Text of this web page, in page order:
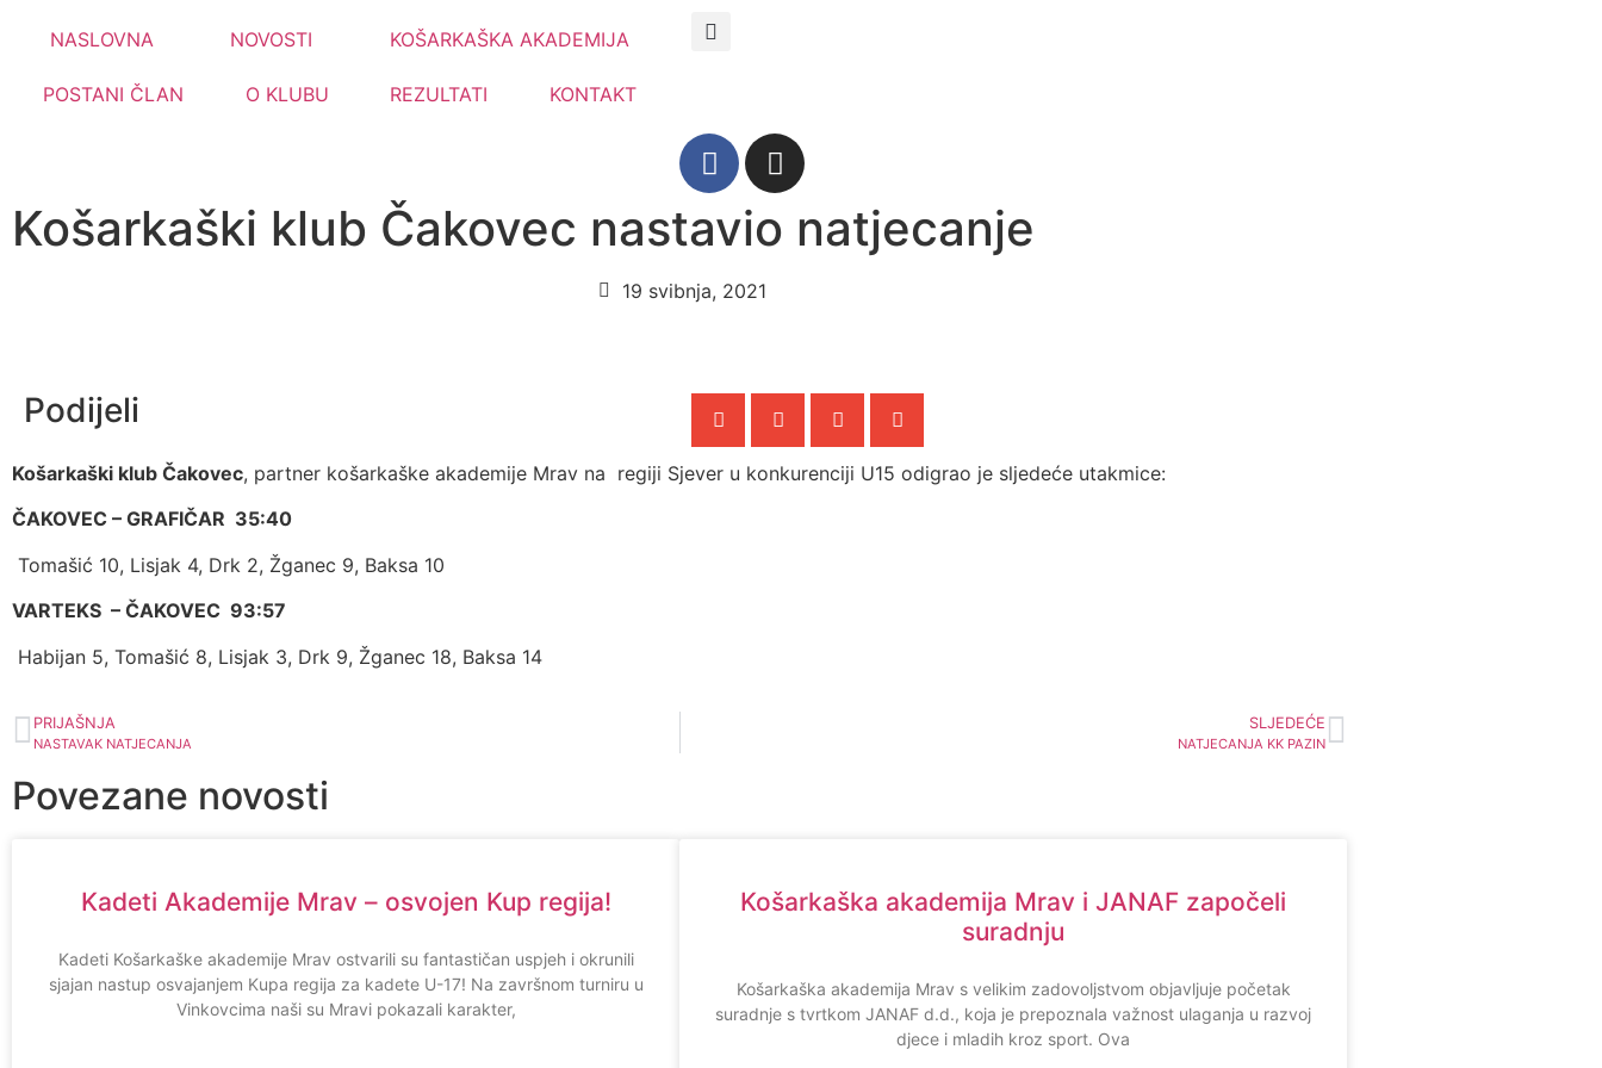
NASLOVNA NOVOSTI KOŠARKAŠKA AKADEMIJA
POSTANI ČLAN O KLUBU REZULTATI KONTAKT
Košarkaški klub Čakovec nastavio natjecanje
19 svibnja, 2021
Podijeli
Košarkaški klub Čakovec, partner košarkaške akademije Mrav na regiji Sjever u konkurenciji U15 odigrao je sljedeće utakmice:
ČAKOVEC – GRAFIČAR 35:40
Tomašić 10, Lisjak 4, Drk 2, Žganec 9, Baksa 10
VARTEKS – ČAKOVEC 93:57
Habijan 5, Tomašić 8, Lisjak 3, Drk 9, Žganec 18, Baksa 14
PRIJAŠNJA
NASTAVAK NATJECANJA
SLJEDEĆE
NATJECANJA KK PAZIN
Povezane novosti
Kadeti Akademije Mrav – osvojen Kup regija!
Kadeti Košarkaške akademije Mrav ostvarili su fantastičan uspjeh i okrunili
sjajan nastup osvajanjem Kupa regija za kadete U-17! Na završnom turniru u
Vinkovcima naši su Mravi pokazali karakter,
Košarkaška akademija Mrav i JANAF započeli
suradnju
Košarkaška akademija Mrav s velikim zadovoljstvom objavljuje početak
suradnje s tvrtkom JANAF d.d., koja je prepoznala važnost ulaganja u razvoj
djece i mladih kroz sport. Ova